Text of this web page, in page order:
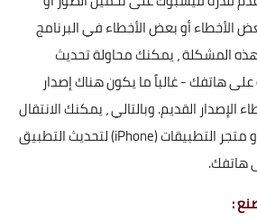
الأخطاء أو بعض الأخطاء في البرنامج
المشكلة ، يمكنك محاولة تحديث
هاتفك - غالباً ما يكون هناك إصدار
الإصدار القديم. وبالتالي ، يمكنك الانتقال
إلى متجر Google Play أو متجر التطبيقات (iPhone) لتحديث التطبيق
هاتفك.